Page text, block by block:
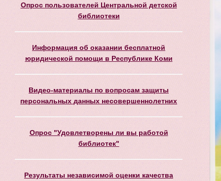
Опрос пользователей Центральной детской
библиотеки
Информация об оказании бесплатной
юридической помощи в Республике Коми
Видео-материалы по вопросам защиты
персональных данных несовершеннолетних
Опрос "Удовлетворены ли вы работой
библиотек"
Результаты независимой оценки качества